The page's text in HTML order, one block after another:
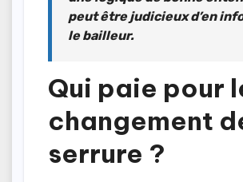
peut être judicieux d’en
le bailleur.
Qui paie pour
changement
serrure ?